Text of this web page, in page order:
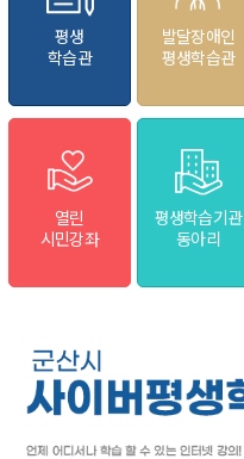
평생
학습관
발달장애인
평생학습관
열린
시민강좌
평생학습기관
동아리